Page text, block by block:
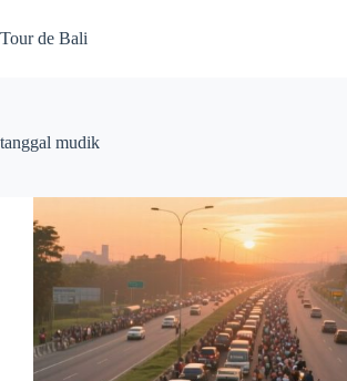
to
content
Tour de Bali
tanggal mudik